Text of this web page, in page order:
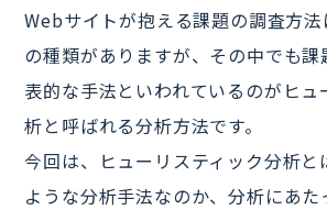
Webサイトが抱える課題の調査方
の種類がありますが、その中でも
表的な手法といわれているのがヒュ
析と呼ばれる分析方法です。
今回は、ヒューリスティック分析と
ような分析手法なのか、分析にあ